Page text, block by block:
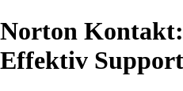
Norton
Effektiv Support